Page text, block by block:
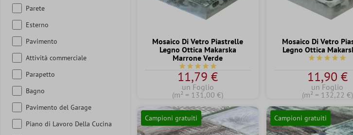
Parete
Esterno
Pavimento
Attività commerciale
Parapetto
Bagno
Pavimento del Garage
Piano di Lavoro Della Cucina
Mosaico Di Vetro Piastrelle
Legno Ottica Makarska
Marrone Verde
Valutazione media di 5 su 5 stelle
11,79 €
un Foglio
(m² = 131,00 €)
Mosaico Di Vetro
Legno Ottica
Valutazione
11,90 €
un Foglio
(m² = 132,22 €)
Campioni gratuiti Campioni gratuiti